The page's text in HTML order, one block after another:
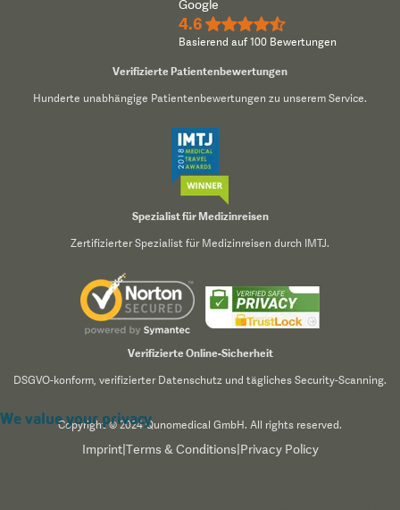
Google
4.6 ★★★★½
Basierend auf 100 Bewertungen
Verifizierte Patientenbewertungen
Hunderte unabhängige Patientenbewertungen zu unserem Service.
Spezialist für Medizinreisen
Zertifizierter Spezialist für Medizinreisen durch IMTJ.
Verifizierte Online-Sicherheit
DSGVO-konform, verifizierter Datenschutz und tägliches Security-Scanning.
Copyright © 2024 Qunomedical GmbH. All rights reserved.
Imprint| Terms & Conditions Privacy Policy
We value your privacy
We use cookies to enhance your browsing experience,